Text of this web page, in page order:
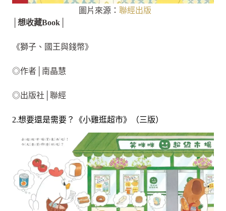
圖片來源： 聯經出版
│想收藏Book│
《獅子、國王與錢幣》
◎作者│南晶慧
◎出版社│聯經
2.想要還是需要？《小雞逛超市》（三版）